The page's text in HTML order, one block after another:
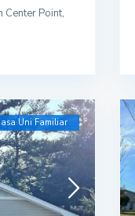
Center Point,
Uni Familiar